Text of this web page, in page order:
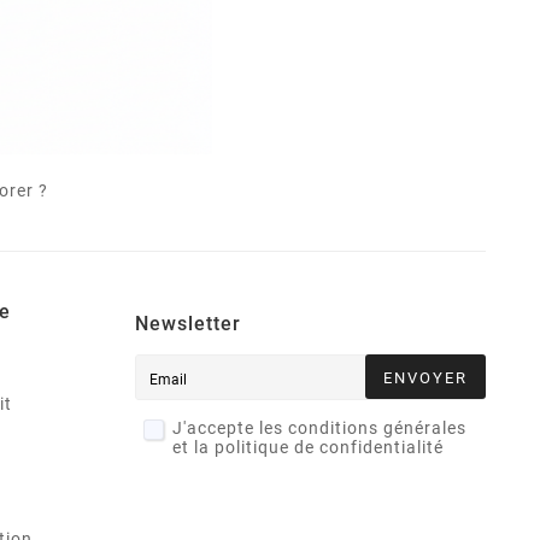
?
Newsletter
ENVOYER
J'accepte les conditions générales
et la politique de confidentialité